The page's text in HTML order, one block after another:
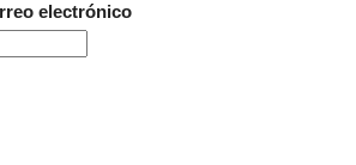
electrónico